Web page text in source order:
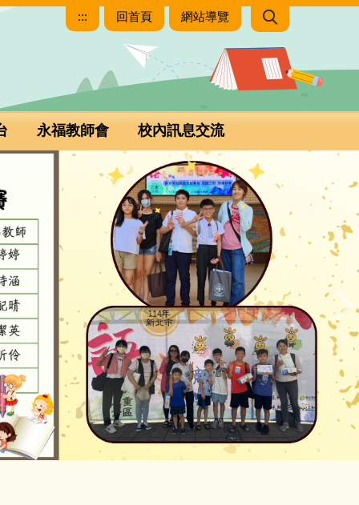
::: 回首頁 網站導覽
永福教師會 校內訊息交流